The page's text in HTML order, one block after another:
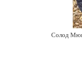
Солод